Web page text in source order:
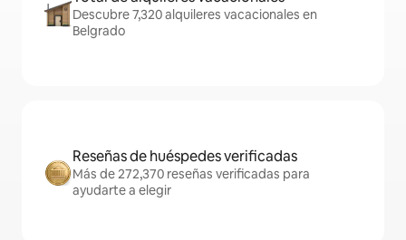
Descubre 7,320 alquileres vacacionales en
Belgrado
Reseñas de huéspedes verificadas
Más de 272,370 reseñas verificadas para
ayudarte a elegir